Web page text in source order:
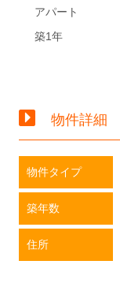
アパート
築1年
物件詳細
物件タイプ
築年数
住所